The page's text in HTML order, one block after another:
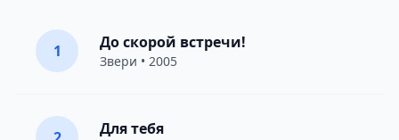
1 До скорой встречи!
Звери • 2005
Для тебя